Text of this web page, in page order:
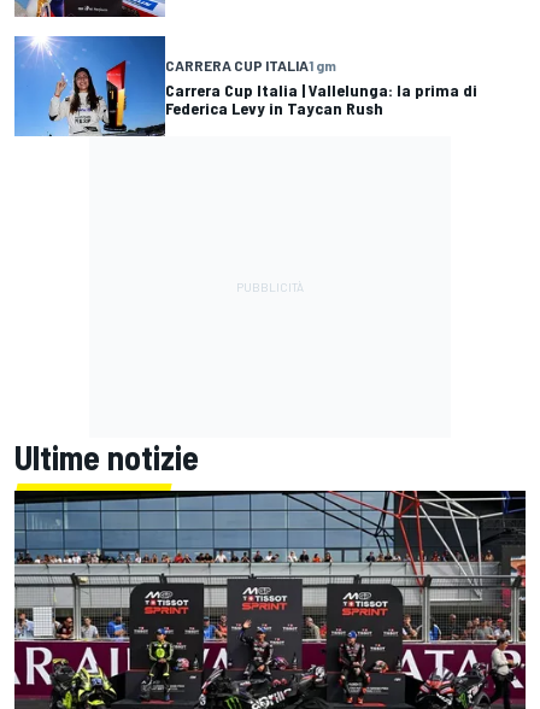
CARRERA CUP ITALIA1 gm
Carrera Cup Italia | Vallelunga: la prima di
Federica Levy in Taycan Rush
Ultime notizie